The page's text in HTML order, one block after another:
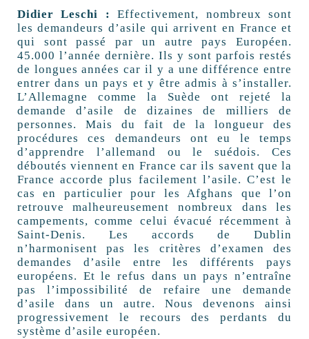
Didier Leschi :
Effectivement, nombreux sont
les demandeurs d’asile qui arrivent en France et
qui sont passé par un autre pays Européen.
45.000 l’année dernière. Ils y sont parfois restés
de longues années car il y a une différence entre
entrer dans un pays et y être admis à s’installer.
L’Allemagne comme la Suède ont rejeté la
demande d’asile de dizaines de milliers de
personnes. Mais du fait de la longueur des
procédures ces demandeurs ont eu le temps
d’apprendre l’allemand ou le suédois. Ces
déboutés viennent en France car ils savent que la
France accorde plus facilement l’asile. C’est le
cas en particulier pour les Afghans que l’on
retrouve malheureusement nombreux dans les
campements, comme celui évacué récemment à
Saint-Denis. Les accords de Dublin
n’harmonisent pas les critères d’examen des
demandes d’asile entre les différents pays
européens. Et le refus dans un pays n’entraîne
pas l’impossibilité de refaire une demande
d’asile dans un autre. Nous devenons ainsi
progressivement le recours des perdants du
système d’asile européen.